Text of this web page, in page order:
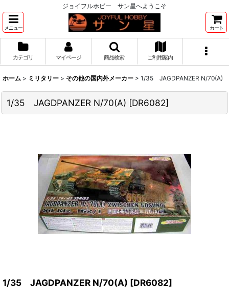
ジョイフルホビー サン星へようこそ
メニュー カート
カテゴリ マイページ 商品検索 ご利用案内
ホーム > ミリタリー > その他の国内外メーカー > 1/35 JAGDPANZER N/70(A)
1/35 JAGDPANZER N/70(A) [DR6082]
1/35 JAGDPANZER N/70(A) [DR6082]